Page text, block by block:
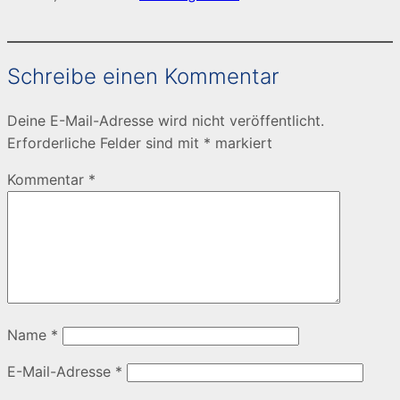
Schreibe einen Kommentar
Deine E-Mail-Adresse wird nicht veröffentlicht.
Erforderliche Felder sind mit * markiert
Kommentar *
Name *
E-Mail-Adresse *